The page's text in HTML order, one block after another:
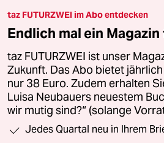
taz FUTURZWEI im Abo entdecken
Endlich mal ein
taz FUTURZWEI ist unser
Zukunft. Das Abo bietet
nur 38 Euro. Zudem erhalten
Luisa Neubauers neuestem
wir mutig sind?“ (solange
Jedes Quartal neu in Ihrem